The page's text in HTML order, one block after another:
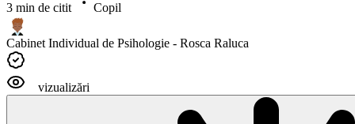
3 min de citit Copil
Cabinet Individual de Psihologie - Rosca Raluca
vizualizări